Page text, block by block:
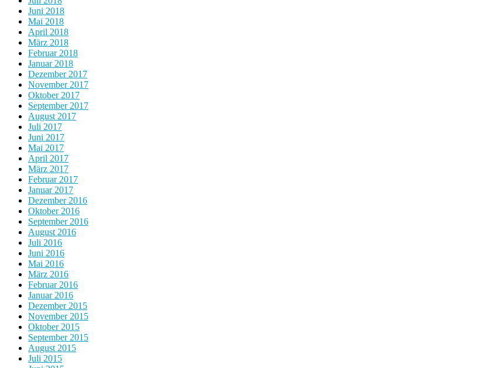
Juni 2018
Mai 2018
April 2018
März 2018
Februar 2018
Januar 2018
Dezember 2017
November 2017
Oktober 2017
September 2017
August 2017
Juli 2017
Juni 2017
Mai 2017
April 2017
März 2017
Februar 2017
Januar 2017
Dezember 2016
Oktober 2016
September 2016
August 2016
Juli 2016
Juni 2016
Mai 2016
März 2016
Februar 2016
Januar 2016
Dezember 2015
November 2015
Oktober 2015
September 2015
August 2015
Juli 2015